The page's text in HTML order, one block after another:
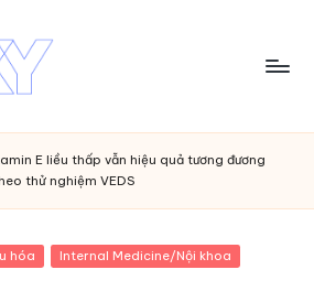
E liều thấp vẫn hiệu quả tương đương
thử nghiệm VEDS
hóa
Internal Medicine/Nội khoa